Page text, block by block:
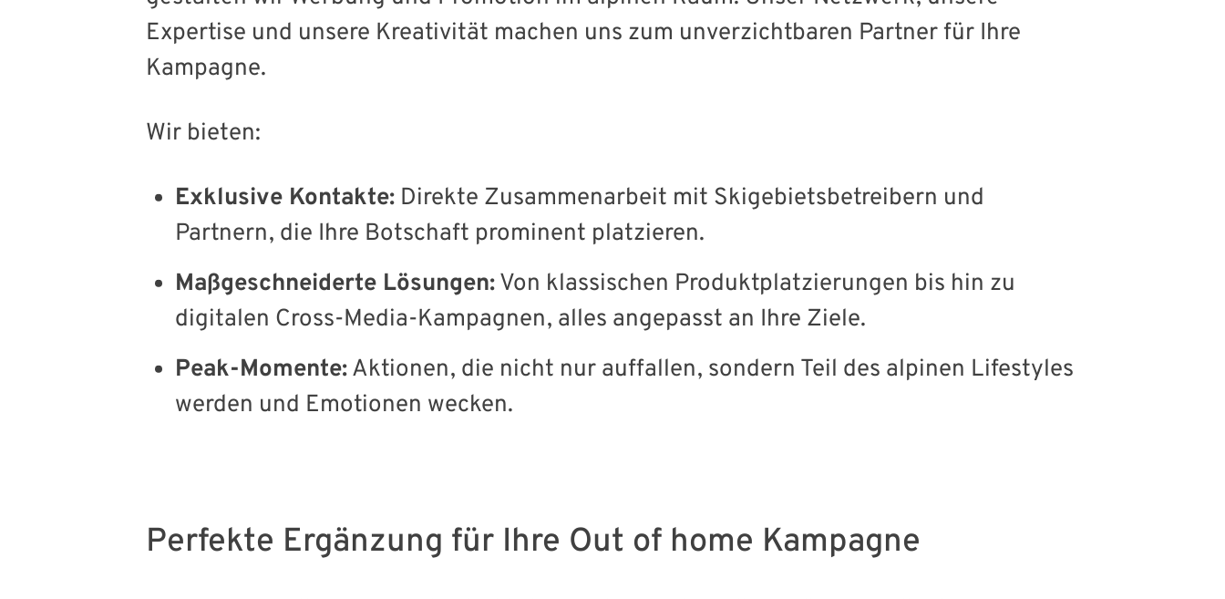
Expertise und unsere Kreativität machen uns zum unverzichtbaren Partner für Ihre
Kampagne.
Wir bieten:
Exklusive Kontakte: Direkte Zusammenarbeit mit Skigebietsbetreibern und
Partnern, die Ihre Botschaft prominent platzieren.
Maßgeschneiderte Lösungen:Von klassischen Produktplatzierungen bis hin zu
digitalen Cross-Media-Kampagnen, alles angepasst an Ihre Ziele.
Peak-Momente:Aktionen, die nicht nur auffallen, sondern Teil des alpinen Lifestyles
werden und Emotionen wecken.
Perfekte Ergänzung für Ihre Out of home Kampagne